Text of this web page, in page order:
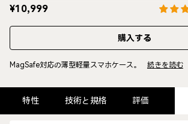
¥10,999
購入する
MagSafe対応の薄型軽量スマホケース。 続きを読む
特性 技術と規格 評価